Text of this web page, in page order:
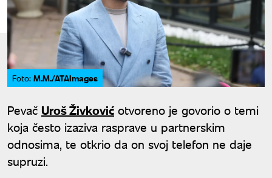
Foto: M.M./ATAImages
Pevač Uroš Živković otvoreno je govorio o temi
koja često izaziva rasprave u partnerskim
odnosima, te otkrio da on svoj telefon ne daje
supruzi.